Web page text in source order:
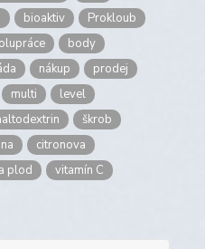
bioaktiv
Prokloub
body
nákup
prodej
multi
level
škrob
citronova
plod
vitamín C